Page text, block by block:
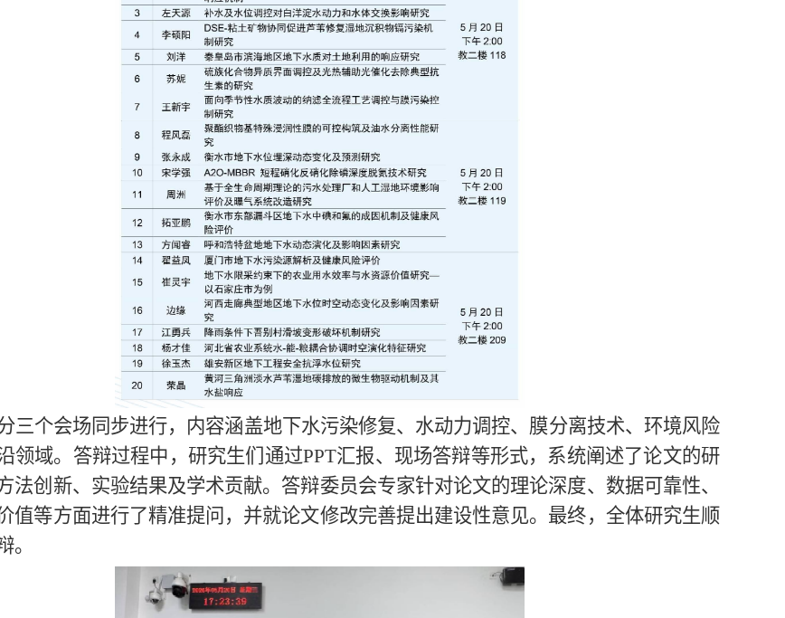
三个会场同步进行，内容涵盖地下水污染修复、水动力调控、膜分离技术、环境风险
领域。答辩过程中，研究生们通过PPT汇报、现场答辩等形式，系统阐述了论文的研
法创新、实验结果及学术贡献。答辩委员会专家针对论文的理论深度、数据可靠性、
值等方面进行了精准提问，并就论文修改完善提出建设性意见。最终，全体研究生顺
。